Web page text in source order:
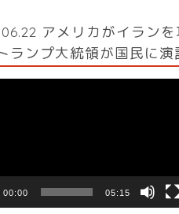
アメリカがイランを
ランプ大統領が国民に演
00:00 05:15